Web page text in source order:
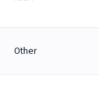
Other